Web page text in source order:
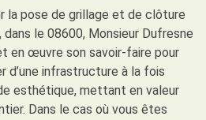
la pose de grillage et de clôture
le 08600, Monsieur Dufresne
en œuvre son savoir-faire pour
d’une infrastructure à la fois
esthétique, mettant en valeur
Dans le cas où vous êtes